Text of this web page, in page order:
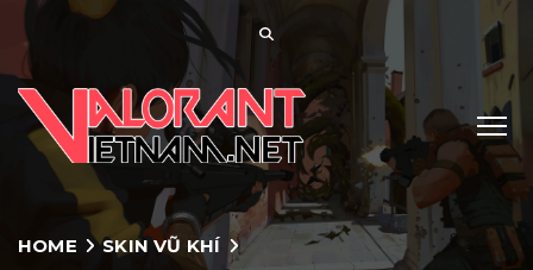
HOME SKIN VŨ KHÍ